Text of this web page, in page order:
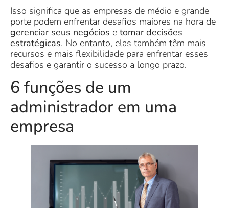
Isso significa que as empresas de médio e grande
porte podem enfrentar desafios maiores na hora de
gerenciar seus negócios e tomar decisões
estratégicas. No entanto, elas também têm mais
recursos e mais flexibilidade para enfrentar esses
desafios e garantir o sucesso a longo prazo.
6 funções de um
administrador em uma
empresa